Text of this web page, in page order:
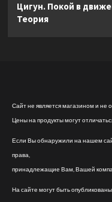
Цигун. Покой в
Теория
Сайт не является магазином и не
Цены на продукты могут
Если Вы обнаружили на нашем
права,
принадлежащие Вам, Вашей
На сайте могут быть